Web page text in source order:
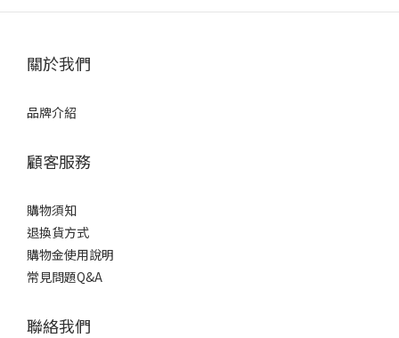
關於我們
品牌介紹
顧客服務
購物須知
退換貨方式
購物金使用說明
常見問題Q&A
聯絡我們